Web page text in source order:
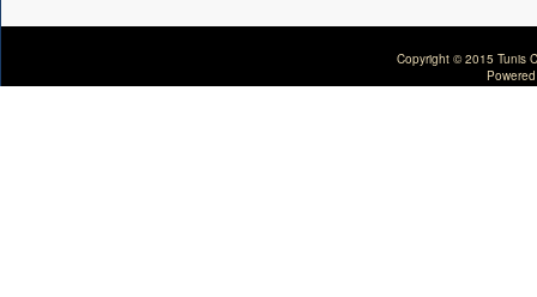
Copyright © 2015 Tunis